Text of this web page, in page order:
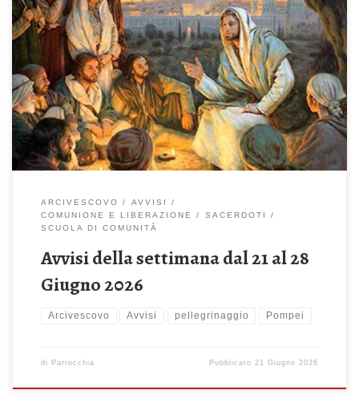
Domenica 21 Giugno 2026 – 12^ del Tempo Ordinario Non
abbiate paura di quelli che uccidono il corpo (Mt 10,26-33)
Celebrazione Sante Messe: ore 08:00 – 10:00 – 11:30 – 19:00
ore 18:30 – Recita del Santo Rosario Onomastico di don Gino
nella memoria di San Luigi Gonzaga Lunedì 22 Giugno […]
ARCIVESCOVO
AVVISI
COMUNIONE E LIBERAZIONE
SACERDOTI
SCUOLA DI COMUNITÀ
Avvisi della settimana dal 21 al 28
Giugno 2026
Arcivescovo Avvisi pellegrinaggio Pompei
di Parrocchia Pubblicato21 Giugno 2026